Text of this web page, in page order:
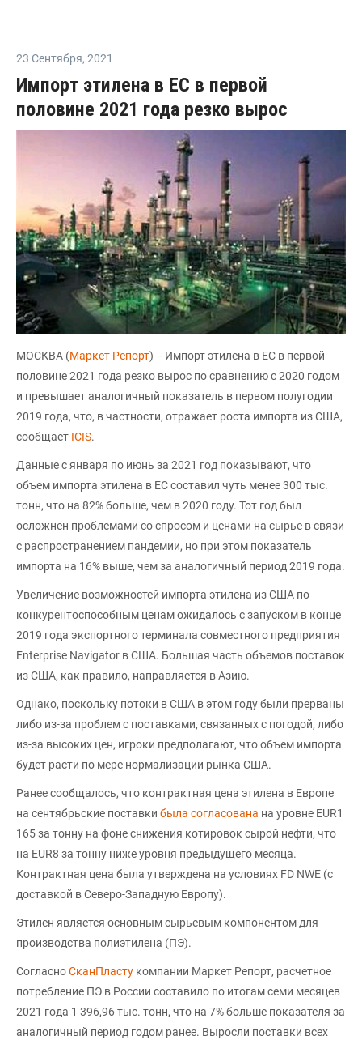
23 Сентября, 2021
Импорт этилена в ЕС в первой
половине 2021 года резко вырос
МОСКВА (Маркет Репорт) -- Импорт этилена в ЕС в первой
половине 2021 года резко вырос по сравнению с 2020 годом
и превышает аналогичный показатель в первом полугодии
2019 года, что, в частности, отражает роста импорта из США,
сообщает ICIS.
Данные с января по июнь за 2021 год показывают, что
объем импорта этилена в ЕС составил чуть менее 300 тыс.
тонн, что на 82% больше, чем в 2020 году. Тот год был
осложнен проблемами со спросом и ценами на сырье в связи
с распространением пандемии, но при этом показатель
импорта на 16% выше, чем за аналогичный период 2019 года.
Увеличение возможностей импорта этилена из США по
конкурентоспособным ценам ожидалось с запуском в конце
2019 года экспортного терминала совместного предприятия
Enterprise Navigator в США. Большая часть объемов поставок
из США, как правило, направляется в Азию.
Однако, поскольку потоки в США в этом году были прерваны
либо из-за проблем с поставками, связанных с погодой, либо
из-за высоких цен, игроки предполагают, что объем импорта
будет расти по мере нормализации рынка США.
Ранее сообщалось, что контрактная цена этилена в Европе
на сентябрьские поставки была согласована на уровне EUR1
165 за тонну на фоне снижения котировок сырой нефти, что
на EUR8 за тонну ниже уровня предыдущего месяца.
Контрактная цена была утверждена на условиях FD NWE (с
доставкой в Северо-Западную Европу).
Этилен является основным сырьевым компонентом для
производства полиэтилена (ПЭ).
СогласноСканПласту компании Маркет Репорт, расчетное
потребление ПЭ в России составило по итогам семи месяцев
2021 года 1 396,96 тыс. тонн, что на 7% больше показателя за
аналогичный период годом ранее. Выросли поставки всех